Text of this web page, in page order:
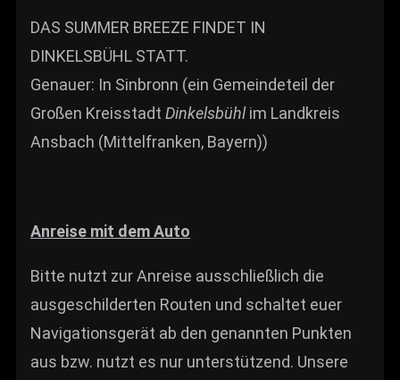
Rückblicke
Galerien
DAS SUMMER BREEZE FINDET IN
DINKELSBÜHL STATT.
Genauer: In Sinbronn (ein Gemeindeteil der
Großen Kreisstadt Dinkelsbühlim Landkreis
Ansbach (Mittelfranken, Bayern))
Anreise mit dem Auto
Bitte nutzt zur Anreise ausschließlich die
ausgeschilderten Routen und schaltet euer
Navigationsgerät ab den genannten Punkten
aus bzw. nutzt es nur unterstützend. Unsere